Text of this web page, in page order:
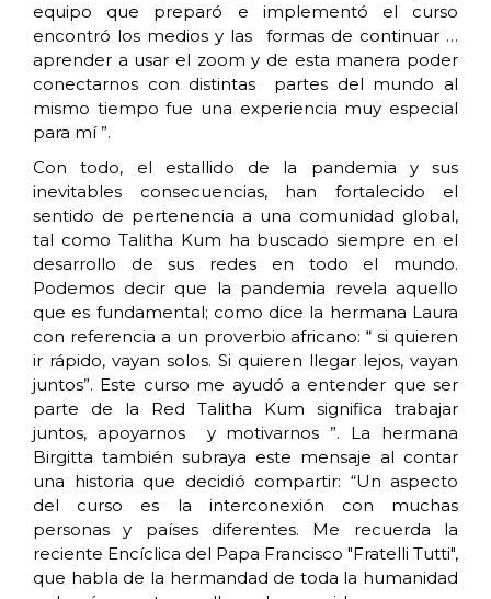
equipo que preparó e implementó el curso
encontró los medios y las formas de continuar …
aprender a usar el zoom y de esta manera poder
conectarnos con distintas partes del mundo al
mismo tiempo fue una experiencia muy especial
para mí ”.
Con todo, el estallido de la pandemia y sus
inevitables consecuencias, han fortalecido el
sentido de pertenencia a una comunidad global,
tal como Talitha Kum ha buscado siempre en el
desarrollo de sus redes en todo el mundo.
Podemos decir que la pandemia revela aquello
que es fundamental; como dice la hermana Laura
con referencia a un proverbio africano: “ si quieren
ir rápido, vayan solos. Si quieren llegar lejos, vayan
juntos”. Este curso me ayudó a entender que ser
parte de la Red Talitha Kum significa trabajar
juntos, apoyarnos y motivarnos ”. La hermana
Birgitta también subraya este mensaje al contar
una historia que decidió compartir: “Un aspecto
del curso es la interconexión con muchas
personas y países diferentes. Me recuerda la
reciente Encíclica del Papa Francisco "Fratelli Tutti",
que habla de la hermandad de toda la humanidad